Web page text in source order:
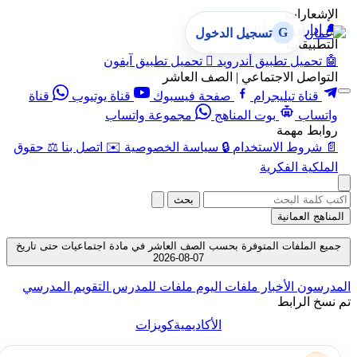
الإشعارات
🔔 إدارة الإشعارات
التطبيقات
🤖 تحميل تطبيق أندرويد  تحميل تطبيق آيفون
التواصل الاجتماعي | الصف العاشر
قناة تيليجرام
صفحة فيسبوك قناة يوتيوب
قناة
واتساب
بوت المناهج
مجموعة واتساب
روابط مهمة
📄 شروط الاستخدام 🔒 سياسة الخصوصية ✉️ اتصل بنا ⚖️ حقوق
الملكية الفكرية
G تسجيل الدخول
بحث
المناهج العمانية
جميع الملفات المتوفرة بحسب الصف العاشر في مادة اجتماعيات حتى تاريخ
07-08-2026
المدرسون الأخبار ملفات اليوم ملفات للمدرس التقويم المدرسي
تم نسخ الرابط
الأكاديميةكويزات